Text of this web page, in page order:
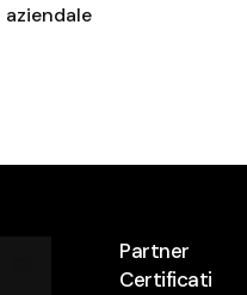
Partner
Certificati